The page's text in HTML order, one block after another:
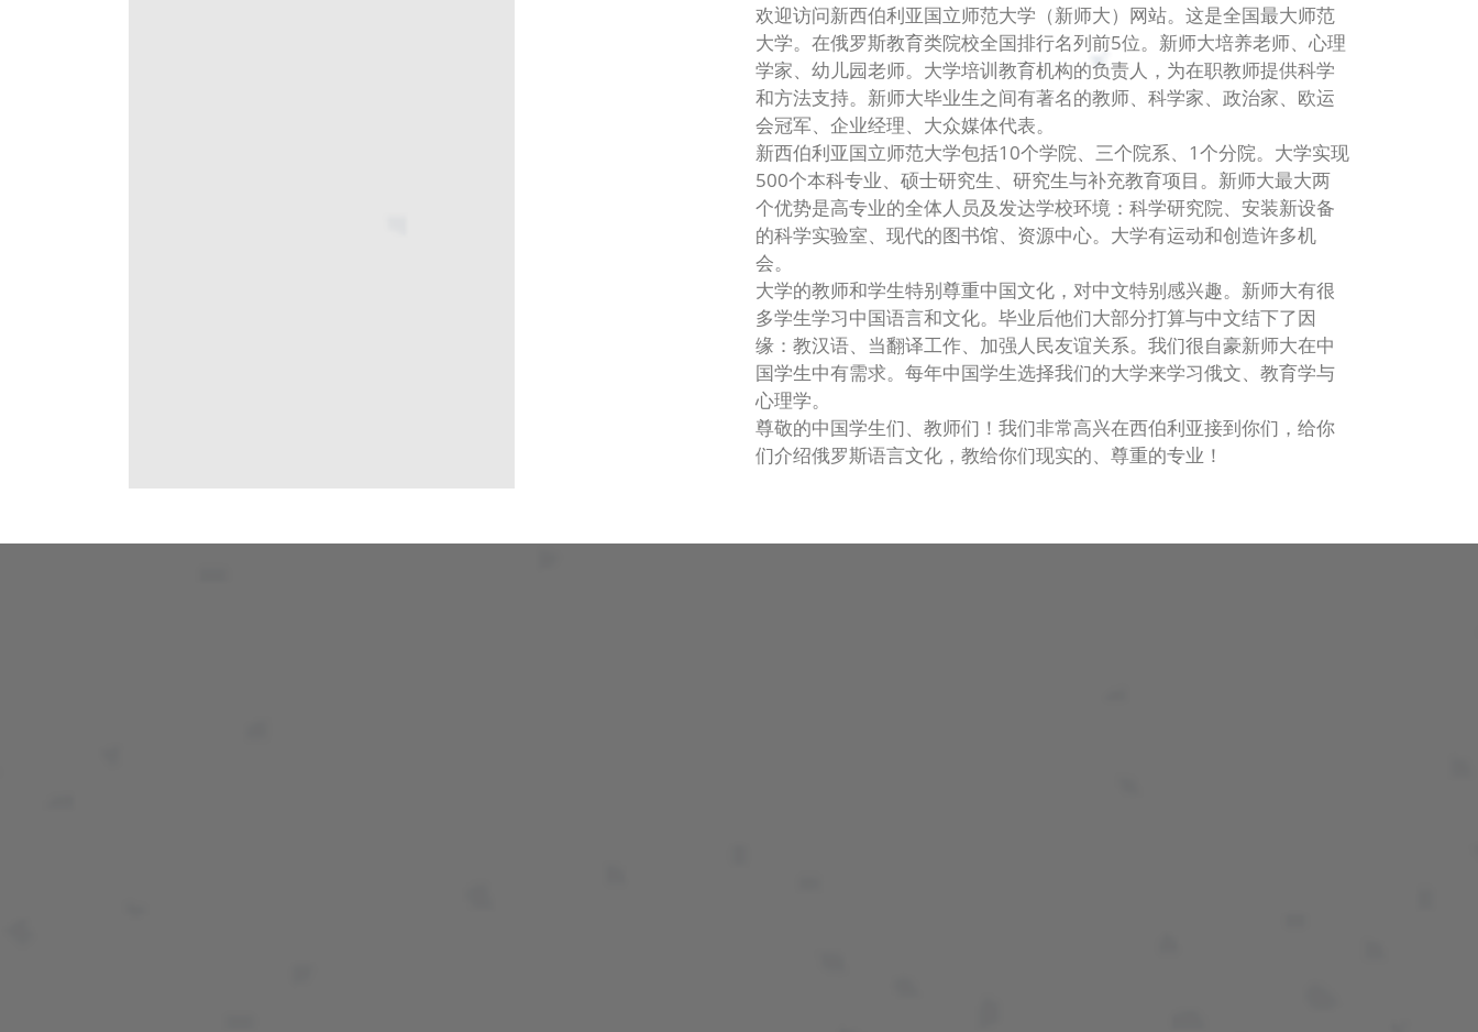
欢迎访问新西伯利亚国立师范大学（新师大）网站。这是全国最大师范
大学。在俄罗斯教育类院校全国排行名列前5位。新师大培养老师、心理
学家、幼儿园老师。大学培训教育机构的负责人，为在职教师提供科学
和方法支持。新师大毕业生之间有著名的教师、科学家、政治家、欧运
会冠军、企业经理、大众媒体代表。
新西伯利亚国立师范大学包括10个学院、三个院系、1个分院。大学实现
500个本科专业、硕士研究生、研究生与补充教育项目。新师大最大两
个优势是高专业的全体人员及发达学校环境：科学研究院、安装新设备
的科学实验室、现代的图书馆、资源中心。大学有运动和创造许多机
会。
大学的教师和学生特别尊重中国文化，对中文特别感兴趣。新师大有很
多学生学习中国语言和文化。毕业后他们大部分打算与中文结下了因
缘：教汉语、当翻译工作、加强人民友谊关系。我们很自豪新师大在中
国学生中有需求。每年中国学生选择我们的大学来学习俄文、教育学与
心理学。
尊敬的中国学生们、教师们！我们非常高兴在西伯利亚接到你们，给你
们介绍俄罗斯语言文化，教给你们现实的、尊重的专业！